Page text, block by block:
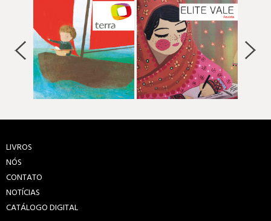
LIVROS
NÓS
CONTATO
NOTÍCIAS
CATÁLOGO DIGITAL